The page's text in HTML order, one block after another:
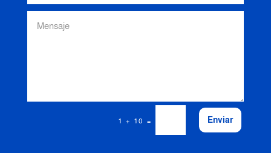
1 + 10 = Enviar